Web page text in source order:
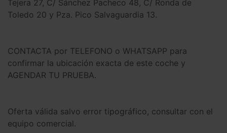
Tejera 27, C/ Sánchez Pacheco 48, C/ Ronda de
Toledo 20 y Pza. Pico Salvaguardia 13.
CONTACTA por TELEFONO o WHATSAPP para
confirmar la ubicación exacta de este coche y
AGENDAR TU PRUEBA.
Oferta válida salvo error tipográfico, consultar con el
equipo comercial.